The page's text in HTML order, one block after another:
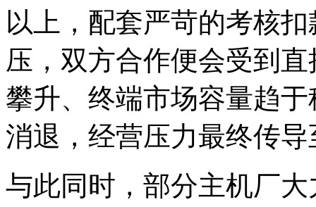
以上，配套严苛的考核
压，双方合作便会受到
攀升、终端市场容量趋
消退，经营压力最终传
与此同时，部分主机厂